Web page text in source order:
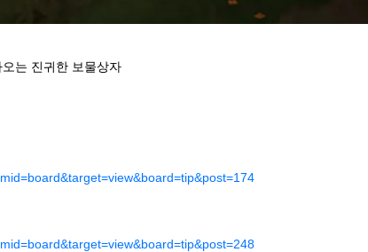
는 진귀한 보물상자